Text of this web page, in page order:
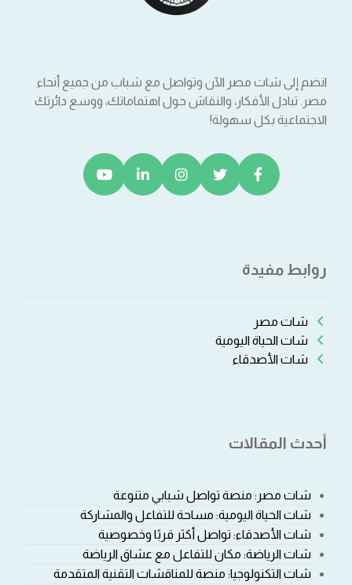
انضم إلى شات مصر الآن وتواصل مع شباب من جميع أنحاء
مصر. تبادل الأفكار، والنقاش حول اهتماماتك، ووسع دائرتك
الاجتماعية بكل سهولة!
روابط مفيدة
شات مصر
شات الحياة اليومية
شات الأصدقاء
أحدث المقالات
شات مصر: منصة تواصل شبابي متنوعة
شات الحياة اليومية: مساحة للتفاعل والمشاركة
شات الأصدقاء: تواصل أكثر قربًا وخصوصية
شات الرياضة: مكان للتفاعل مع عشاق الرياضة
شات التكنولوجيا: منصة للمناقشات التقنية المتقدمة